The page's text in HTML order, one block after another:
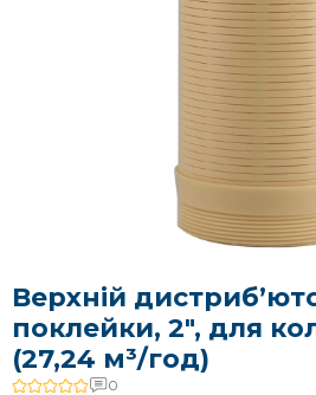
Верхній
поклейки, 2″, для
(27,24 м³/год)
0